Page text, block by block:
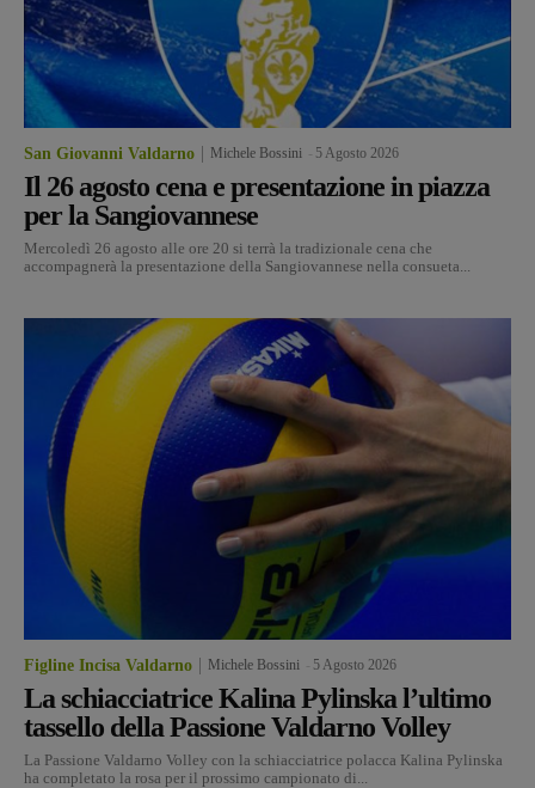
San Giovanni Valdarno Michele Bossini 5 Agosto 2026
Il 26 agosto cena e presentazione in piazza
per la Sangiovannese
Mercoledì 26 agosto alle ore 20 si terrà la tradizionale cena che
accompagnerà la presentazione della Sangiovannese nella consueta...
Figline Incisa Valdarno Michele Bossini 5 Agosto 2026
La schiacciatrice Kalina Pylinska l’ultimo
tassello della Passione Valdarno Volley
La Passione Valdarno Volley con la schiacciatrice polacca Kalina Pylinska
ha completato la rosa per il prossimo campionato di...